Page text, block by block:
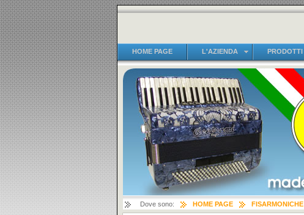
HOME PAGE L'AZIENDA PRODOTTI
Dove sono: HOME PAGE FISARMONICHE